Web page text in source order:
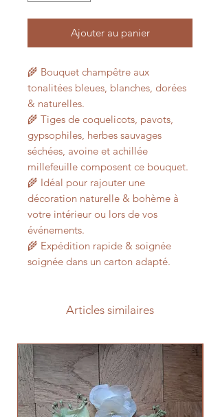
Ajouter au panier
🌾 Bouquet champêtre aux
tonalitées bleues, blanches, dorées
& naturelles.
🌾 Tiges de coquelicots, pavots,
gypsophiles, herbes sauvages
séchées, avoine et achillée
millefeuille composent ce bouquet.
🌾 Idéal pour rajouter une
décoration naturelle & bohème à
votre intérieur ou lors de vos
événements.
🌾 Expédition rapide & soignée
soignée dans un carton adapté.
Articles similaires